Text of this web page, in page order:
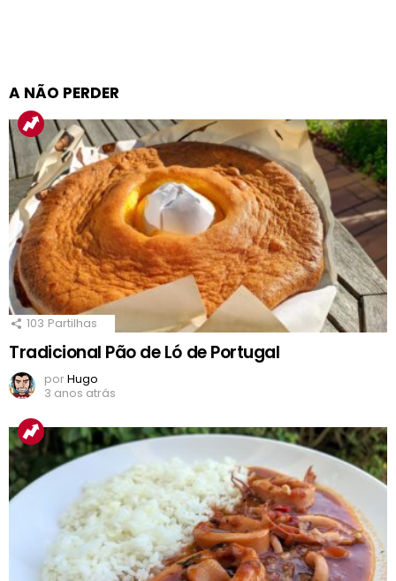
A NÃO PERDER
103 Partilhas
Tradicional Pão de Ló de Portugal
porHugo
3 anos atrás